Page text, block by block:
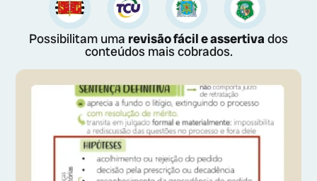
Possibilitam uma revisão fácil e assertivados
conteúdos mais cobrados.